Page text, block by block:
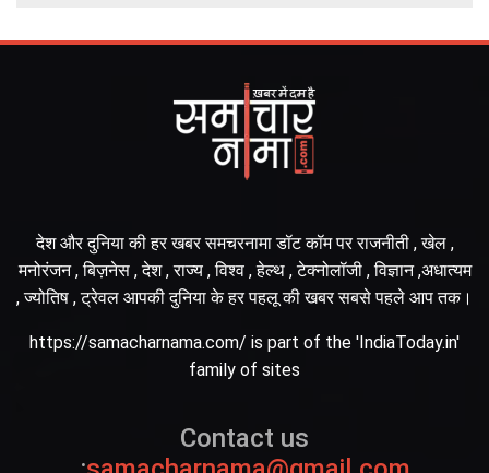
देश और दुनिया की हर खबर समचरनामा डॉट कॉम पर राजनीती , खेल ,
मनोरंजन , बिज़नेस , देश , राज्य , विश्व , हेल्थ , टेक्नोलॉजी , विज्ञान ,अधात्यम
, ज्योतिष , ट्रेवल आपकी दुनिया के हर पहलू की खबर सबसे पहले आप तक।
https://samacharnama.com/ is part of the 'IndiaToday.in'
family of sites
Contact us